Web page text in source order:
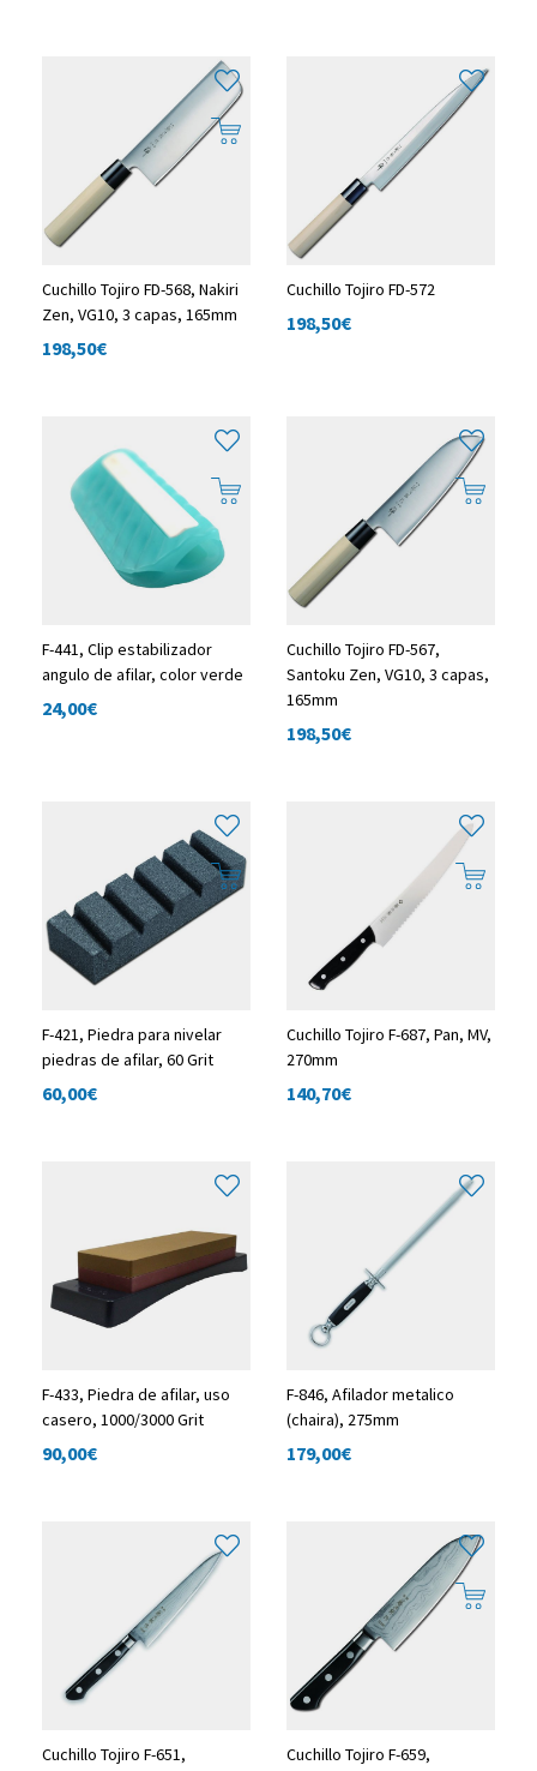
Cuchillo Tojiro FD-568, Nakiri
Zen, VG10, 3 capas, 165mm
198,50€
Cuchillo Tojiro FD-572
198,50€
F-441, Clip estabilizador
angulo de afilar, color verde
24,00€
Cuchillo Tojiro FD-567,
Santoku Zen, VG10, 3 capas,
165mm
198,50€
F-421, Piedra para nivelar
piedras de afilar, 60 Grit
60,00€
Cuchillo Tojiro F-687, Pan, MV,
270mm
140,70€
F-433, Piedra de afilar, uso
casero, 1000/3000 Grit
90,00€
F-846, Afilador metalico
(chaira), 275mm
179,00€
Cuchillo Tojiro F-651,
Cuchillo Tojiro F-659,